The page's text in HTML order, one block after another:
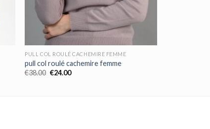
PULL COL ROULÉ CACHEMIRE FEMME
pull col roulé cachemire femme
€38.00 €24.00